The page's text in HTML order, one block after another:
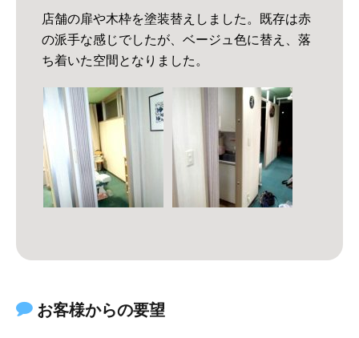
店舗の扉や木枠を塗装替えしました。既存は赤
の派手な感じでしたが、ベージュ色に替え、落
ち着いた空間となりました。
お客様からの要望